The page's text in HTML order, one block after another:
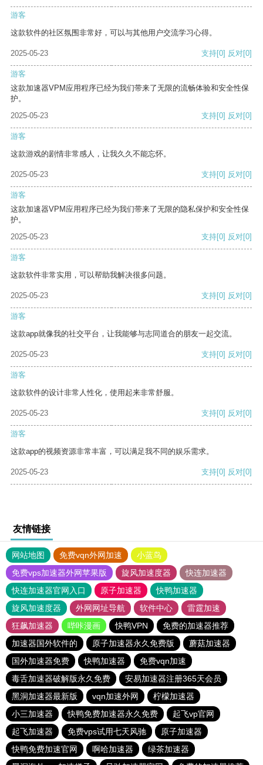
游客
这款软件的社区氛围非常好，可以与其他用户交流学习心得。
2025-05-23 支持[0] 反对[0]
游客
这款加速器VPM应用程序已经为我们带来了无限的流畅体验和安全性保
护。
2025-05-23
支持[0] 反对[0]
游客
这款游戏的剧情非常感人，让我久久不能忘怀。
2025-05-23 支持[0] 反对[0]
游客
这款加速器VPM应用程序已经为我们带来了无限的隐私保护和安全性保
护。
2025-05-23
支持[0] 反对[0]
游客
这款软件非常实用，可以帮助我解决很多问题。
2025-05-23 支持[0] 反对[0]
游客
这款app就像我的社交平台，让我能够与志同道合的朋友一起交流。
2025-05-23 支持[0] 反对[0]
游客
这款软件的设计非常人性化，使用起来非常舒服。
2025-05-23 支持[0] 反对[0]
游客
这款app的视频资源非常丰富，可以满足我不同的娱乐需求。
2025-05-23 支持[0] 反对[0]
友情链接
网站地图 免费vqn外网加速
小蓝鸟
免费vps加速器外网苹果版
旋风加速度器
快连加速器
快连加速器官网入口
原子加速器
快鸭加速器
旋风加速度器
外网网址导航 软件中心
雷霆加速
狂飙加速器
哔咔漫画 快鸭VPN
免费的加速器推荐
加速器国外软件的
原子加速器永久免费版
蘑菇加速器
国外加速器免费
快鸭加速器
免费vqn加速
毒舌加速器破解版永久免费
安易加速器注册365天会员
黑洞加速器最新版
vqn加速外网
柠檬加速器
小三加速器
快鸭免费加速器永久免费
起飞vp官网
起飞加速器
免费vps试用七天风驰
原子加速器
快鸭免费加速官网
啊哈加速器
绿茶加速器